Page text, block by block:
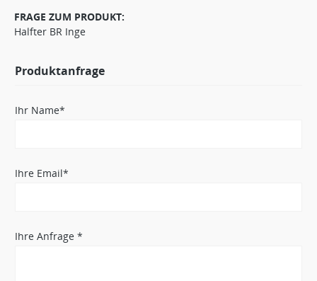
FRAGE ZUM PRODUKT:
Halfter BR Inge
Produktanfrage
Ihr Name*
Ihre Email*
Ihre Anfrage *